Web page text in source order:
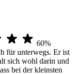
60%
für unterwegs. Er ist
sich wohl darin und
bei der kleinsten